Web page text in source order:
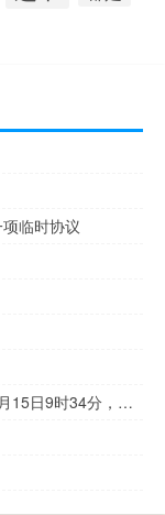
临时协议
2023-11-15 09:39： 路况信息：2023年11月15日9时34分，沪昆高速醴潭段芷钱桥收费站附近以西K1022处东往西因一辆客车故障占用应急车道，目前交警正在现场处理，途经车辆需谨慎慢行。Sa85Za ​​​